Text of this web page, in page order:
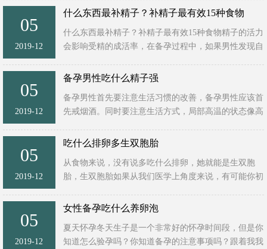
的身体可能会出现一 ...
05
2019-12
什么东西最补精子？补精子最有效15种食物
什么东西最补精子？补精子最有效15种食物精子的活力
会影响受精的成活率，在备孕过程中，如果男性发现自
的，因此，下面我 ...
05
2019-12
备孕男性吃什么精子强
备孕男性首先要注意生活习惯的改善，备孕男性应该首
先戒烟酒。同时要注意生活方式，局部高温的状态像高
锌的食物以及含有 ...
05
2019-12
吃什么排卵多生双胞胎
从食物来说，没有说多吃什么排卵，她就能是生双胞
胎，生双胞胎如果从我们医学上角度来说，有可能你初
是不太提倡的。但如 ...
05
2019-12
女性备孕吃什么养卵泡
夏天怀孕冬天生子是一个非常好的怀孕时间段，但是你
知道怎么验孕吗？你知道备孕的注意事项吗？跟着我我